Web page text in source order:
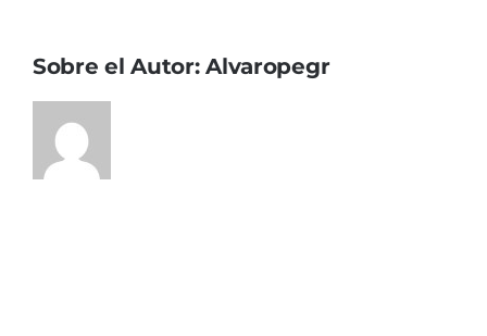
Sobre el Autor:Alvaropegr